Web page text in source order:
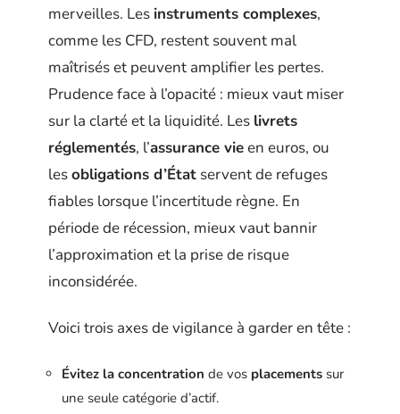
merveilles. Les instruments complexes,
comme les CFD, restent souvent mal
maîtrisés et peuvent amplifier les pertes.
Prudence face à l’opacité : mieux vaut miser
sur la clarté et la liquidité. Les livrets
réglementés, l’assurance vieen euros, ou
lesobligations d’État servent de refuges
fiables lorsque l’incertitude règne. En
période de récession, mieux vaut bannir
l’approximation et la prise de risque
inconsidérée.
Voici trois axes de vigilance à garder en tête :
Évitez la concentration de vos placements sur
une seule catégorie d’actif.